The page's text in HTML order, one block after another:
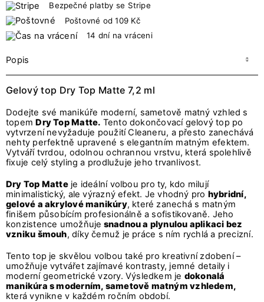
Bezpečné platby se Stripe
Poštovné od 109 Kč
14 dní na vráceni
Popis
Gelový top Dry Top Matte 7,2 ml
Dodejte své manikúře moderní, sametově matný vzhled s
topemDry Top Matte. Tento dokončovací gelový top po
vytvrzení nevyžaduje použití Cleaneru, a přesto zanechává
nehty perfektně upravené s elegantním matným efektem.
Vytváří tvrdou, odolnou ochrannou vrstvu, která spolehlivě
fixuje celý styling a prodlužuje jeho trvanlivost.
Dry Top Matteje ideální volbou pro ty, kdo milují
minimalistický, ale výrazný efekt. Je vhodný pro hybridní,
gelové a akrylové manikúry, které zanechá s matným
finišem působícím profesionálně a sofistikovaně. Jeho
konzistence umožňuje snadnou a plynulou aplikaci bez
vzniku šmouh, díky čemuž je práce s ním rychlá a precizní.
Tento top je skvělou volbou také pro kreativní zdobení –
umožňuje vytvářet zajímavé kontrasty, jemné detaily i
moderní geometrické vzory. Výsledkem je dokonalá
manikúra s moderním, sametově matným vzhledem,
která vynikne v každém ročním období.